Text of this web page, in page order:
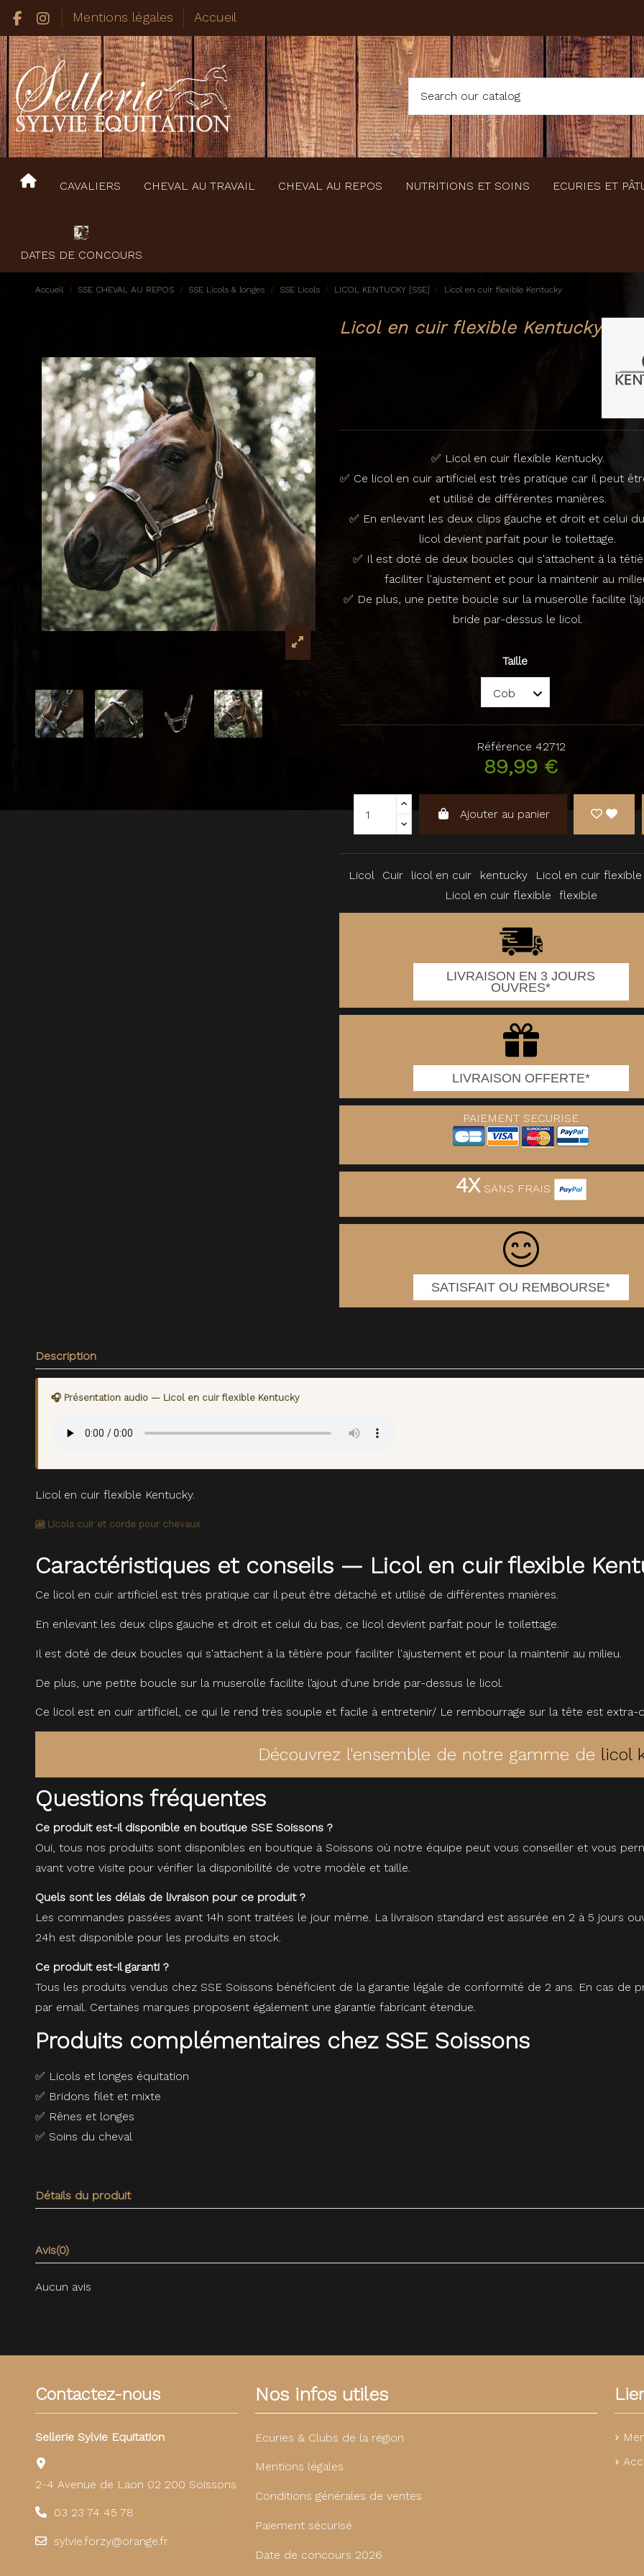
Mentions légales Accueil
CAVALIERS CHEVAL AU TRAVAIL CHEVAL AU REPOS NUTRITIONS ET SOINS ECURIES ET
DATES DE CONCOURS
Accueil SSE CHEVAL AU REPOS SSE Licols & longes SSE Licols LICOL KENTUCKY [SSE] Licol en cuir flexible Kentucky
Licol en cuir flexible Kentucky
✅ Licol en cuir flexible Kentucky.
✅ Ce licol en cuir artificiel est très pratique car il peut
et utilisé de différentes manières.
✅ En enlevant les deux clips gauche et droit et celui
licol devient parfait pour le toilettage.
✅ Il est doté de deux boucles qui s'attachent à la
faciliter l'ajustement et pour la maintenir au
✅ De plus, une petite boucle sur la muserolle facilite
bride par-dessus le licol.
Taille
Référence 42712
89,99 €
Ajouter au panier
Licol Cuir licol en cuir kentucky
Licol en cuir
Licol en cuir flexible
flexible
LIVRAISON EN 3 JOURS
OUVRES*
LIVRAISON OFFERTE*
PAIEMENT SECURISE
4XSANS FRAIS
SATISFAIT OU REMBOURSE*
Description
🎧 Présentation audio — Licol en cuir flexible Kentucky
Licol en cuir flexible Kentucky.
🎦 Licols cuir et corde pour chevaux
Caractéristiques et conseils — Licol en cuir flexible
Ce licol en cuir artificiel est très pratique car il peut être détaché et utilisé de différentes manières.
En enlevant les deux clips gauche et droit et celui du bas, ce licol devient parfait pour le toilettage.
Il est doté de deux boucles qui s'attachent à la têtière pour faciliter l'ajustement et pour la maintenir au milieu.
De plus, une petite boucle sur la muserolle facilite l’ajout d'une bride par-dessus le licol.
Ce licol est en cuir artificiel, ce qui le rend très souple et facile à entretenir/ Le rembourrage sur la tête est extra-
Découvrez l'ensemble de notre gamme de licol
Questions fréquentes
Ce produit est-il disponible en boutique SSE Soissons ?
Oui, tous nos produits sont disponibles en boutique à Soissons où notre équipe peut vous conseiller et vous
avant votre visite pour vérifier la disponibilité de votre modèle et taille.
Quels sont les délais de livraison pour ce produit ?
Les commandes passées avant 14h sont traitées le jour même. La livraison standard est assurée en 2 à 5 jours
24h est disponible pour les produits en stock.
Ce produit est-il garanti ?
Tous les produits vendus chez SSE Soissons bénéficient de la garantie légale de conformité de 2 ans. En cas
par email. Certaines marques proposent également une garantie fabricant étendue.
Produits complémentaires chez SSE Soissons
✅ Licols et longes équitation
✅ Bridons filet et mixte
✅ Rênes et longes
✅ Soins du cheval
Détails du produit
Avis(0)
Aucun avis
Contactez-nous
Sellerie Sylvie Equitation
2-4 Avenue de Laon 02 200 Soissons
03 23 74 45 78
sylvie.forzy@orange.fr
Nos infos utiles
Ecuries & Clubs de la région
Mentions légales
Conditions générales de ventes
Paiement sécurisé
Date de concours 2026